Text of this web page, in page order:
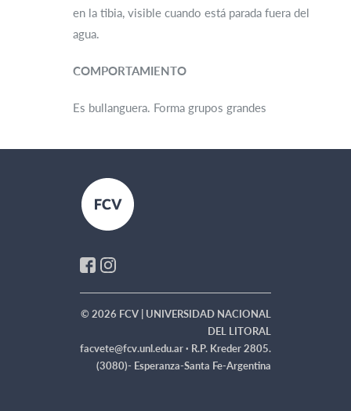
en la tibia, visible cuando está parada fuera del
agua.
COMPORTAMIENTO
Es bullanguera. Forma grupos grandes
© 2026 FCV | UNIVERSIDAD NACIONAL
DEL LITORAL
facvete@fcv.unl.edu.ar · R.P. Kreder 2805.
(3080)- Esperanza-Santa Fe-Argentina